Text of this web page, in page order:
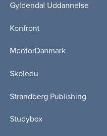
Gyldendal Uddannelse
Konfront
MentorDanmark
Skoledu
Strandberg Publishing
Studybox